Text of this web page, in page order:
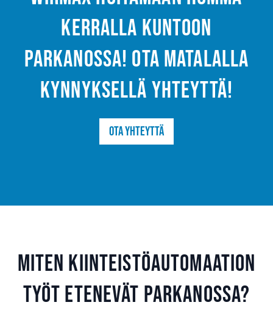
kerralla kuntoon
Parkanossa! Ota matalalla
kynnyksellä yhteyttä!
Ota yhteyttä
Miten kiinteistöautomaation
työt etenevät Parkanossa?